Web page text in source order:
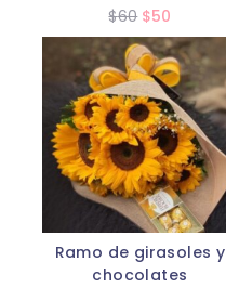
$60 $50
Ramo de girasoles y
chocolates